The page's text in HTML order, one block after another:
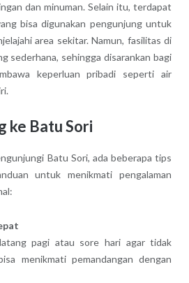
dan minuman. Selain itu, terdapat
bisa digunakan pengunjung untuk
area sekitar. Namun, fasilitas di
sederhana, sehingga disarankan bagi
keperluan pribadi seperti air
ke Batu Sori
Batu Sori, ada beberapa tips
untuk menikmati pengalaman
pagi atau sore hari agar tidak
menikmati pemandangan dengan